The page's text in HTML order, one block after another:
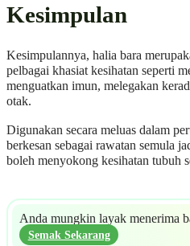
Kesimpulan
Kesimpulannya, halia bara
pelbagai khasiat kesihatan seperti
menguatkan imun, melegakan
otak.
Digunakan secara meluas dalam
berkesan sebagai rawatan semula
boleh menyokong kesihatan tubuh
Anda mungkin layak menerima
Semak Sekarang